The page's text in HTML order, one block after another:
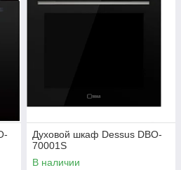
Духовой шкаф Dessus DBO-
70001S
В наличии